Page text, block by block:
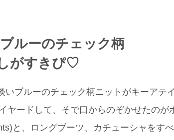
ルーのチェック柄
がすきぴ♡
いブルーのチェック柄ニットがキーアテ
ヤードして、そで口からのぞかせたの
と、ロングブーツ、カチューシャをす